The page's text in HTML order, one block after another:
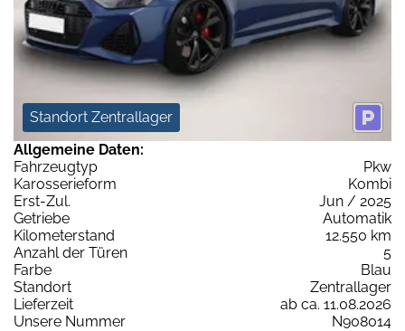
Standort Zentrallager
Allgemeine Daten:
Fahrzeugtyp
Pkw
Karosserieform
Kombi
Erst-Zul.
Jun / 2025
Getriebe
Automatik
Kilometerstand
12.550 km
Anzahl der Türen
5
Farbe
Blau
Standort
Zentrallager
Lieferzeit
ab ca. 11.08.2026
Unsere Nummer
N908014